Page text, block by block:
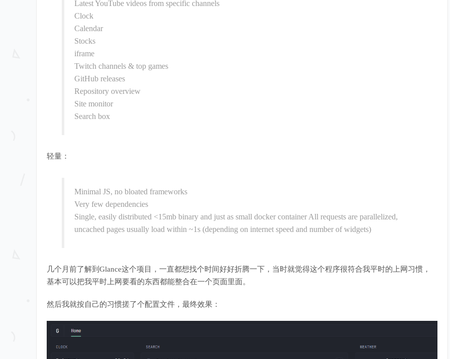
Latest YouTube videos from specific channels
Clock
Calendar
Stocks
iframe
Twitch channels & top games
GitHub releases
Repository overview
Site monitor
Search box
轻量：
Minimal JS, no bloated frameworks
Very few dependencies
Single, easily distributed <15mb binary and just as small docker container All requests are parallelized,
uncached pages usually load within ~1s (depending on internet speed and number of widgets)
几个月前了解到Glance这个项目，一直都想找个时间好好折腾一下，当时就觉得这个程序很符合我平时的上网习惯，
基本可以把我平时上网要看的东西都能整合在一个页面里面。
然后我就按自己的习惯搓了个配置文件，最终效果：